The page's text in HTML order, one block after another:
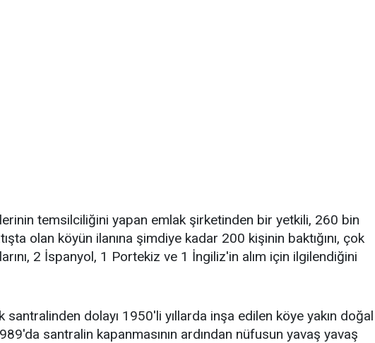
temsilciliğini yapan emlak şirketinden bir yetkili, 260 bin
olan köyün ilanına şimdiye kadar 200 kişinin baktığını, çok
2 İspanyol, 1 Portekiz ve 1 İngiliz'in alım için ilgilendiğini
santralinden dolayı 1950'li yıllarda inşa edilen köye yakın doğal
santralin kapanmasının ardından nüfusun yavaş yavaş